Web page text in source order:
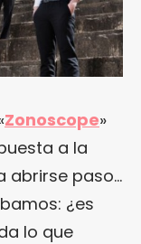
Zonoscope»
a la
abrirse paso…
¿es
lo que